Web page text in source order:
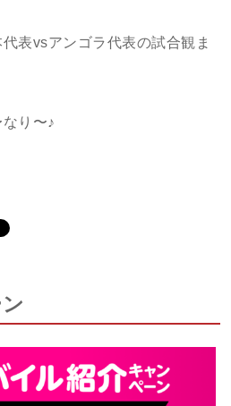
表vsアンゴラ代表の試合観ま
り〜♪